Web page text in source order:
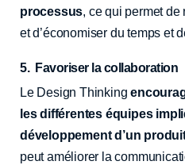
processus, ce qui permet de
et d’économiser du temps et
5. Favoriser la collaboration
Le Design Thinking
les différentes équipes
développement d’un
peut améliorer la